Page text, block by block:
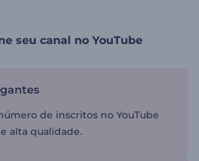
seu canal no YouTube
de inscritos no YouTube
alta qualidade.